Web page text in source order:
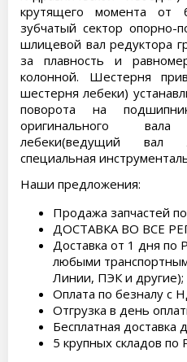
крутящего момента от
зубчатый сектор опорно-
шлицевой вал редуктора
за плавность и
колонной. Шестерня
шестерня лебеки)
поворота на
оригинального
лебеки(ведущий вал
специальная
Наши предложения:
Продажа запчастей
ДОСТАВКА ВО ВСЕ
Доставка от 1 дня по
любыми
Линии, ПЭК и другие);
Оплата по безналу с
Отгрузка в день
Бесплатная доставка
5 крупных складов по